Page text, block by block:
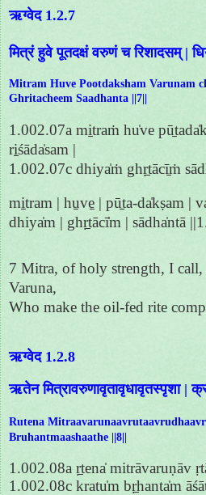
ऋग्वेद 1.2.7
मित्रं हुवे पूतदक्षं वरुणं च रिशादसम् |
Mitram Huve Pootdaksham Varunam
Ghritacheem Saadhanta ||7||
1.002.07a mi̱traṁ hu̍ve
ri̱śāda̍sam |
1.002.07c dhiya̍ṁ ghṛ̱tācī̱ṁ
mi̱tram | hu̱ve̱ | pū̱ta-da̍kṣam |
dhiya̍m | ghṛ̱tācī̍m | sādha̍ntā
7 Mitra, of holy strength, I call,
Varuna,
Who make the oil-fed rite
ऋग्वेद 1.2.8
ऋतेन मित्रावरुणावृतावृधावृतस्पृशा |
Rutena
Bruhantmaashaathe ||8||
1.002.08a ṛ̱tena̍ mitrāvaruṇāv
1.002.08c kratu̍m bṛ̱hanta̍m